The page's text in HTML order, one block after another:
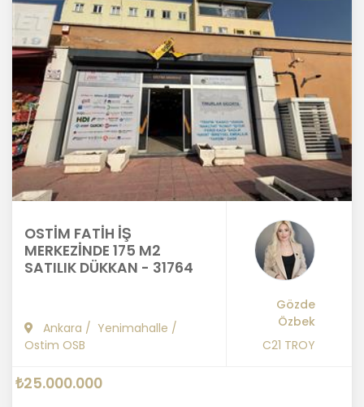
OSTİM FATİH İŞ
MERKEZİNDE 175 M2
SATILIK DÜKKAN - 31764
Ankara / Yenimahalle /
Ostim OSB
Gözde
Özbek
C21 TROY
₺25.000.000